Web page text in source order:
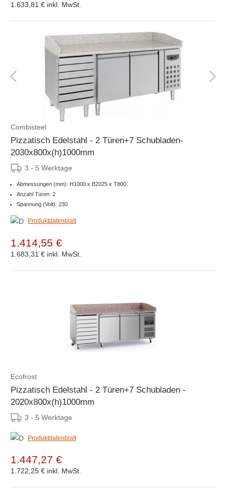
1.633,81 € inkl. MwSt.
Combisteel
Pizzatisch Edelstahl - 2 Türen+7 Schubladen-
2030x800x(h)1000mm
3 - 5 Werktage
Abmessungen (mm): H1000 x B2025 x T800
Anzahl Türen: 2
Spannung (Volt): 230
Produktdatenblatt
1.414,55 €
1.683,31 € inkl. MwSt.
Ecofrost
Pizzatisch Edelstahl - 2 Türen+7 Schubladen -
2020x800x(h)1000mm
3 - 5 Werktage
Produktdatenblatt
1.447,27 €
1.722,25 € inkl. MwSt.